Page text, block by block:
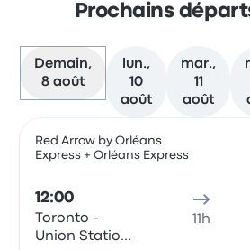
Prochains
Demain,
8 août
lun.,
10
août
mar.,
11
août
Red Arrow by Orléans
Express + Orléans Express
12:00
Toronto -
Union Station
11h